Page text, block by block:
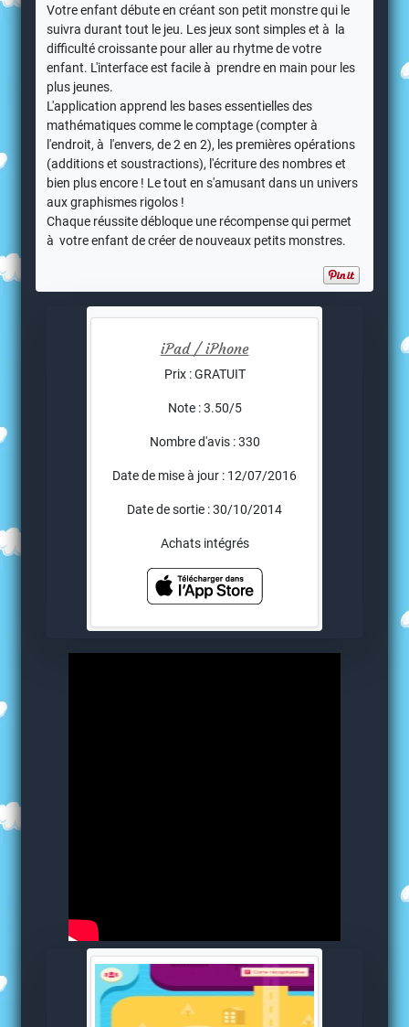
Votre enfant débute en créant son petit monstre qui le
suivra durant tout le jeu. Les jeux sont simples et à la
difficulté croissante pour aller au rhytme de votre
enfant. L'interface est facile à prendre en main pour les
plus jeunes.
L'application apprend les bases essentielles des
mathématiques comme le comptage (compter à
l'endroit, à l'envers, de 2 en 2), les premières opérations
(additions et soustractions), l'écriture des nombres et
bien plus encore ! Le tout en s'amusant dans un univers
aux graphismes rigolos !
Chaque réussite débloque une récompense qui permet
à votre enfant de créer de nouveaux petits monstres.
iPad / iPhone
Prix : GRATUIT
Note : 3.50/5
Nombre d'avis : 330
Date de mise à jour : 12/07/2016
Date de sortie : 30/10/2014
Achats intégrés